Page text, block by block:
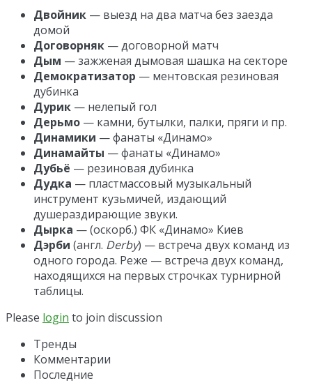
Двойник — выезд на два матча без заезда
домой
Договорняк — договорной матч
Дым — зажженая дымовая шашка на секторе
Демократизатор — ментовская резиновая
дубинка
Дурик — нелепый гол
Дерьмо — камни, бутылки, палки, пряги и пр.
Динамики — фанаты «Динамо»
Динамайты — фанаты «Динамо»
Дубьё — резиновая дубинка
Дудка — пластмассовый музыкальный
инструмент кузьмичей, издающий
душераздирающие звуки.
Дырка — (оскорб.) ФК «Динамо» Киев
Дэрби (англ. Derby) — встреча двух команд из
одного города. Реже — встреча двух команд,
находящихся на первых строчках турнирной
таблицы.
Please login to join discussion
Тренды
Комментарии
Последние